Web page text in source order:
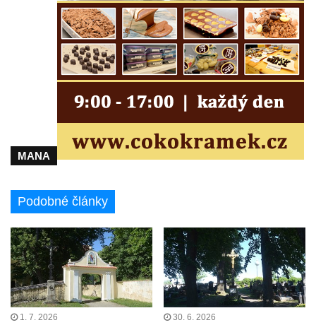
Růžové
Centrální kříž na starém hřbitově ve
Vilémově
Centrální kříž na novém hřbitově ve
Kříž u kostela Nanebevzetí Panny Marie na
Kříž u cesty mezi Růžovou a Kamenickou
Kříž u severní zdi kostela Nalezení svatého
Kříže ve Frýdlantu
Kříž na Křížové cestě na Křížovém vrchu ve
Frýdlantu
Centrální kříž hřbitova ve Sloupu v Čechách
Kříž u koryta náhonu na Chřibské Kamenici
Kříž na Strážném vrchu v Rumburku
MANA
Podobné články
1. 7. 2026 30. 6. 2026